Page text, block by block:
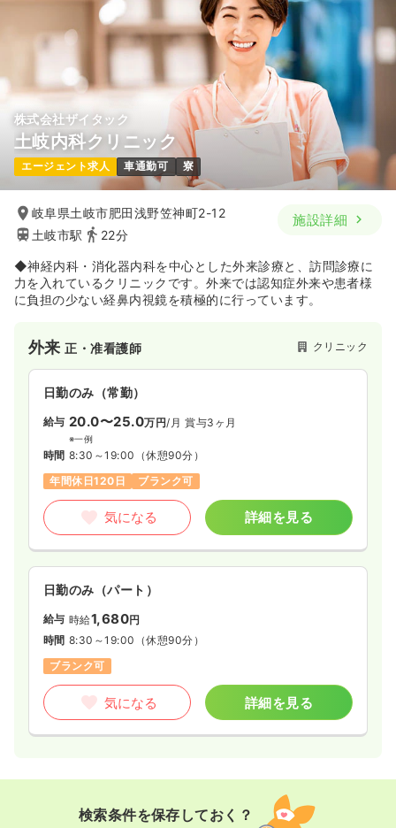
株式会社ザイタック
土岐内科クリニック
エージェント求人 車通勤可 寮
岐阜県土岐市肥田浅野笠神町2-12
土岐市駅
22分
施設詳細
◆神経内科・消化器内科を中心とした外来診療と、訪問診療に
力を入れているクリニックです。外来では認知症外来や患者様
に負担の少ない経鼻内視鏡を積極的に行っています。
外来正・准看護師 クリニック
日勤のみ（常勤）
給与 20.0〜25.0万円/月 賞与3ヶ月
※一例
時間 8:30～19:00 （休憩90分）
年間休日120日
ブランク可
気になる 詳細を見る
日勤のみ（パート）
給与 時給1,680円
時間 8:30～19:00 （休憩90分）
ブランク可
気になる 詳細を見る
検索条件を保存しておく？